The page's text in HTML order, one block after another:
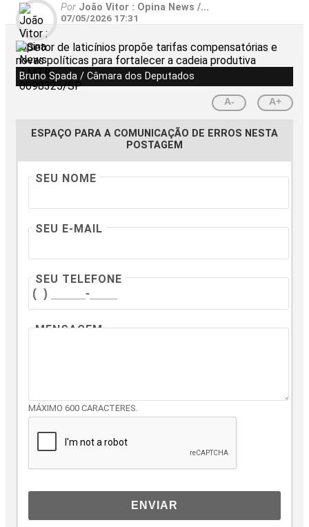
Por João Vitor : Opina News /...
07/05/2026 17:31
Bruno Spada / Câmara dos Deputados
A- A+
ESPAÇO PARA A COMUNICAÇÃO DE ERROS NESTA
POSTAGEM
SEU NOME
SEU E-MAIL
SEU TELEFONE
MENSAGEM
MÁXIMO 600 CARACTERES.
ENVIAR